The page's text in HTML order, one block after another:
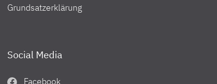
Grundsatzerklärung
Social Media
Facebook